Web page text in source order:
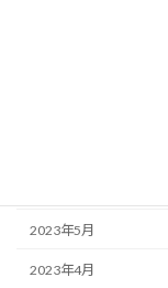
2023年5月
2023年4月